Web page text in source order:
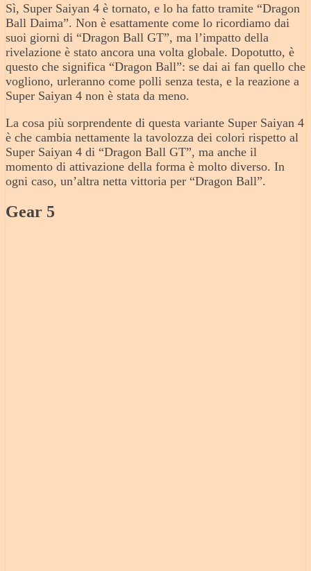
Sì, Super Saiyan 4 è tornato, e lo ha fatto tramite “Dragon
Ball Daima”. Non è esattamente come lo ricordiamo dai
suoi giorni di “Dragon Ball GT”, ma l’impatto della
rivelazione è stato ancora una volta globale. Dopotutto, è
questo che significa “Dragon Ball”: se dai ai fan quello che
vogliono, urleranno come polli senza testa, e la reazione a
Super Saiyan 4 non è stata da meno.
La cosa più sorprendente di questa variante Super Saiyan 4
è che cambia nettamente la tavolozza dei colori rispetto al
Super Saiyan 4 di “Dragon Ball GT”, ma anche il
momento di attivazione della forma è molto diverso. In
ogni caso, un’altra netta vittoria per “Dragon Ball”.
Gear 5